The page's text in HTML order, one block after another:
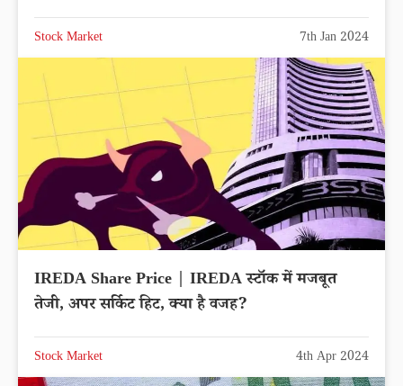
Stock Market 7th Jan 2024
IREDA Share Price | IREDA स्टॉक में मजबूत
तेजी, अपर सर्किट हिट, क्या है वजह?
Stock Market 4th Apr 2024